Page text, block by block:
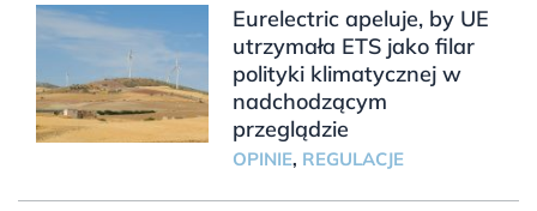
Eurelectric apeluje, by UE
utrzymała ETS jako filar
polityki klimatycznej w
nadchodzącym
przeglądzie
OPINIE, REGULACJE